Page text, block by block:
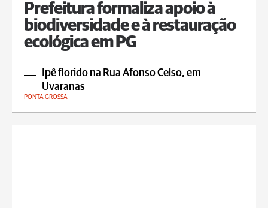
Prefeitura formaliza apoio à
biodiversidade e à restauração
ecológica em PG
Ipê florido na Rua Afonso Celso, em
Uvaranas
PONTA GROSSA